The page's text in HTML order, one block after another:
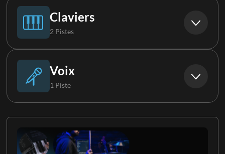
Boucle
Basse Synthé
Claviers
2 Pistes
Clavier 1
Voix
1 Piste